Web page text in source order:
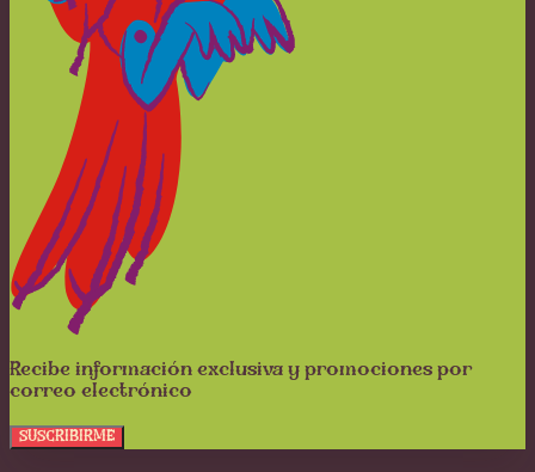
Recibe información exclusiva y promociones por
correo electrónico
SUSCRIBIRME